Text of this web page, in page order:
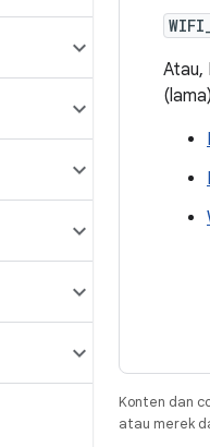
Atau,
Konten dan
atau merek